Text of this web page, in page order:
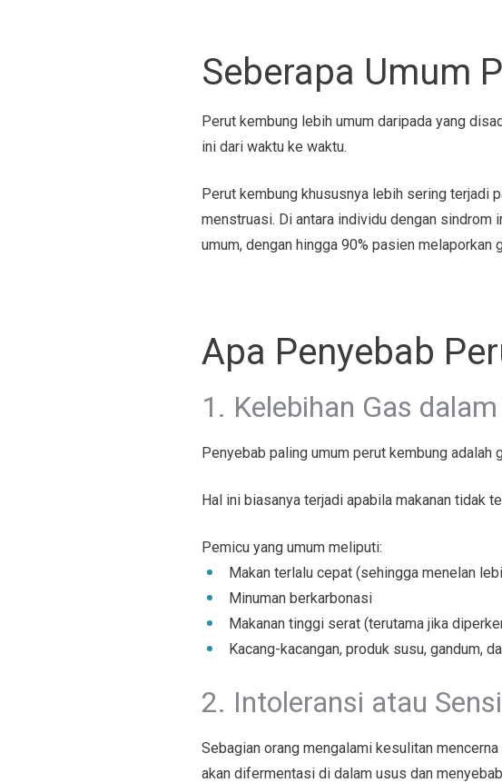
Seberapa Umum
Perut kembung lebih umum daripada yang
ini dari waktu ke waktu.
Perut kembung khususnya lebih sering terjadi
menstruasi. Di antara individu dengan
umum, dengan hingga 90% pasien melaporkan
Apa Penyebab
1. Kelebihan Gas
Penyebab paling umum perut kembung
Hal ini biasanya terjadi apabila makanan tidak
Pemicu yang umum meliputi:
Makan terlalu cepat (sehingga menelan
Minuman berkarbonasi
Makanan tinggi serat (terutama jika
Kacang-kacangan, produk susu, gandum,
2. Intoleransi atau
Sebagian orang mengalami kesulitan
akan difermentasi di dalam usus dan